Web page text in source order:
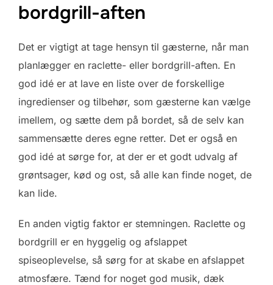
bordgrill-aften
Det er vigtigt at tage hensyn til gæsterne, når man
planlægger en raclette- eller bordgrill-aften. En
god idé er at lave en liste over de forskellige
ingredienser og tilbehør, som gæsterne kan vælge
imellem, og sætte dem på bordet, så de selv kan
sammensætte deres egne retter. Det er også en
god idé at sørge for, at der er et godt udvalg af
grøntsager, kød og ost, så alle kan finde noget, de
kan lide.
En anden vigtig faktor er stemningen. Raclette og
bordgrill er en hyggelig og afslappet
spiseoplevelse, så sørg for at skabe en afslappet
atmosfære. Tænd for noget god musik, dæk